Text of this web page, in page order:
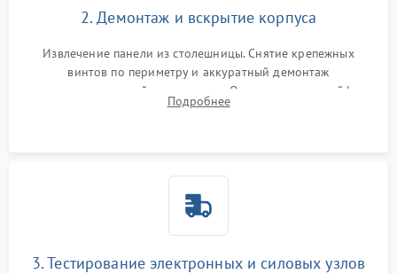
2. Демонтаж и вскрытие корпуса
Извлечение панели из столешницы. Снятие крепежных
винтов по периметру и аккуратный демонтаж
стеклокерамической поверхности. Отсоединение шлейфов
сенсорного блока для доступа к силовым платам, катушкам
Подробнее
3. Тестирование электронных и силовых узлов